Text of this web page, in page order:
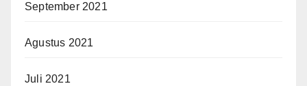
September 2021
Agustus 2021
Juli 2021